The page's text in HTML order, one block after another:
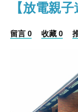
【放電親
留言 0 收藏 0